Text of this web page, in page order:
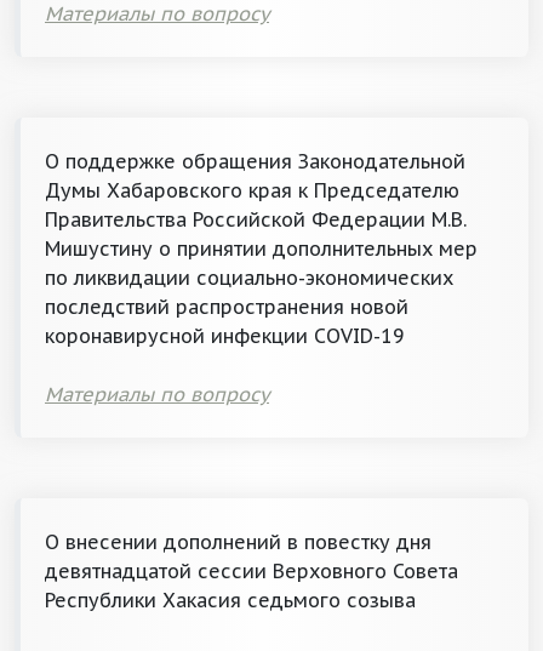
Материалы по вопросу
О поддержке обращения Законодательной
Думы Хабаровского края к Председателю
Правительства Российской Федерации М.В.
Мишустину о принятии дополнительных мер
по ликвидации социально-экономических
последствий распространения новой
коронавирусной инфекции COVID-19
Материалы по вопросу
О внесении дополнений в повестку дня
девятнадцатой сессии Верховного Совета
Республики Хакасия седьмого созыва